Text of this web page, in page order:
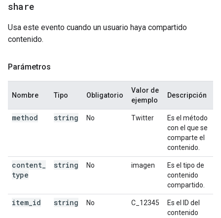
share
Usa este evento cuando un usuario haya compartido
contenido.
Parámetros
Nombre Tipo Obligatorio
Valor de
ejemplo
Descripción
method string No Twitter
Es el método
con el que se
comparte el
contenido.
content
type
string No imagen
Es el tipo de
contenido
compartido.
item id string No C_12345
Es el ID del
contenido